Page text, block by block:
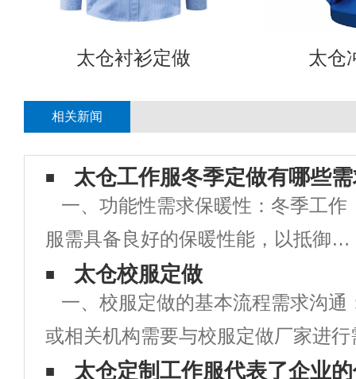
太仓衬衫定做 太仓
相关新闻
太仓工作服冬季定做有哪些
一、功能性需求保暖性：冬季工作
服需具备良好的保暖性能，以抵御寒
冷天气对员工身体的影响。可选用保
暖性能好的面料，如棉、羽绒、人造
纤维等，并增加内衬或填充物以增强
保暖效果。防风防水：部分工作环境
太仓校服定做
一、校服定做的基本流程需求沟通
或相关机构需要与校服定做厂家进
明确校服的款式、颜色、尺寸、数量
太仓定制工作服代表了企业